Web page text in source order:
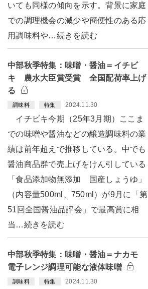
いても同様の傾向を示す。背景に家庭
での調理機会の減少や簡便性のある応
用調味料や…続きを読む
中部秋季特集：味噌・醤油＝イチビ
キ 農水大臣賞受賞 全国配荷率上げ
る
調味料 特集 2024.11.30
イチビキ今期（25年3月期）ここま
での味噌や醤油などの醸造調味料の業
績は前年超えで推移している。中でも
醤油商品群で売上げをけん引している
「食品添加物無添加 国産しょうゆ」
（内容量500ml、750ml）が9月に「第
51回全国醤油品評会」で最高賞に相
当…続きを読む
中部秋季特集：味噌・醤油＝ナカモ
電子レンジ調理可能な液体味噌
調味料 特集 2024.11.30